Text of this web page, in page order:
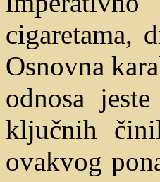
cigaretama,
Osnovna
odnosa
ključnih
ovakvog